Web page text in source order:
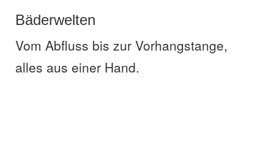
Bäderwelten
Vom Abfluss bis zur Vorhang­stange,
alles aus einer Hand.